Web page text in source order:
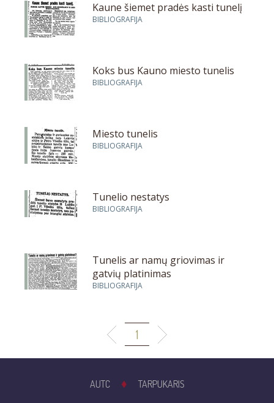
Kaune šiemet pradės kasti tunelį
BIBLIOGRAFIJA
Koks bus Kauno miesto tunelis
BIBLIOGRAFIJA
Miesto tunelis
BIBLIOGRAFIJA
Tunelio nestatys
BIBLIOGRAFIJA
Tunelis ar namų griovimas ir
gatvių platinimas
BIBLIOGRAFIJA
1
AUTC TARPUKARIS